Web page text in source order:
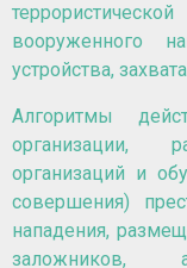
вооруженного
устройства,
Алгоритмы
организации,
организаций и
совершения)
нападения,
заложников,